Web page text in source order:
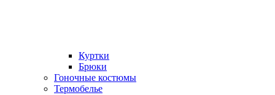
Куртки
Брюки
Гоночные костюмы
Термобелье